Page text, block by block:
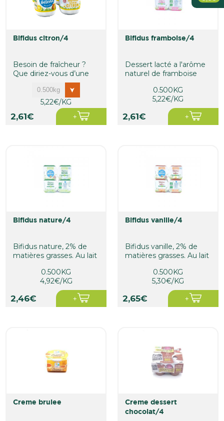
Produits de la mer
Pains, viennoiseries, patisseries
bifidus citron/4
Besoin de fraîcheur ?
Que diriez-vous d’une
délicieuse recette au...
5,22€/KG
2,61€
bifidus framboise/4
Dessert lacté a l'arôme
naturel de framboise
0.500KG
5,22€/KG
2,61€
bifidus nature/4
Bifidus nature, 2% de
matières grasses. Au lait
0.500KG
4,92€/KG
2,46€
bifidus vanille/4
Bifidus vanille, 2% de
matières grasses. Au lait
0.500KG
5,30€/KG
2,65€
creme brulee
creme dessert
chocolat/4